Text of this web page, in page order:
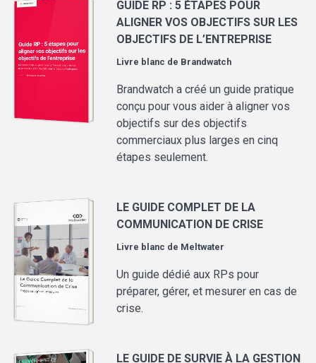
GUIDE RP : 5 ÉTAPES POUR
ALIGNER VOS OBJECTIFS SUR LES
OBJECTIFS DE L’ENTREPRISE
Livre blanc de Brandwatch
Brandwatch a créé un guide pratique
conçu pour vous aider à aligner vos
objectifs sur des objectifs
commerciaux plus larges en cinq
étapes seulement.
LE GUIDE COMPLET DE LA
COMMUNICATION DE CRISE
Livre blanc de Meltwater
Un guide dédié aux RPs pour
préparer, gérer, et mesurer en cas de
crise.
LE GUIDE DE SURVIE À LA GESTION